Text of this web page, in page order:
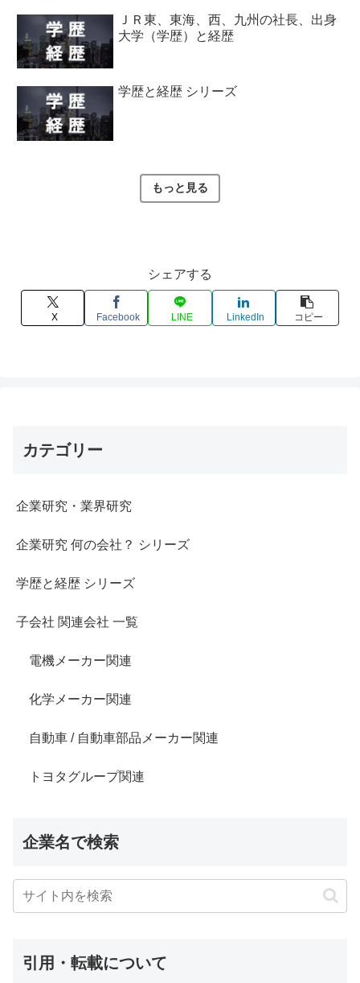
ＪＲ東、東海、西、九州の社長、出身
大学（学歴）と経歴
学歴と経歴 シリーズ
もっと見る
シェアする
X Facebook LINE LinkedIn コピー
カテゴリー
企業研究・業界研究
企業研究 何の会社？ シリーズ
学歴と経歴 シリーズ
子会社 関連会社 一覧
電機メーカー関連
化学メーカー関連
自動車 / 自動車部品メーカー関連
トヨタグループ関連
企業名で検索
引用・転載について